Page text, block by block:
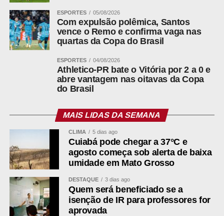
ADVERTISEMENT
A decisão não considerou o texto ilícito. A magistrada
assegurar ambiente político livre de críticas ou ironias e
liberdade de expressão. O que motivou a remoção foi a
imagem que acompanhava o post, uma montagem
atribuída a inteligência artificial e divulgada sem a
retirada de uma segunda publicação, de 28 de julho, foi
indeferido, assim como o de proibir novos textos sobre o
tema. O jornalista tem dois dias para responder.
ESPORTES 05/08/2026
Com expulsão polêmica, Santos
vence o Remo e confirma vaga nas
quartas da Copa do Brasil
ESPORTES 04/08/2026
Athletico-PR bate o Vitória por 2 a 0 e
abre vantagem nas oitavas da Copa
do Brasil
MAIS LIDAS DA SEMANA
CLIMA 5 dias ago
Cuiabá pode chegar a 37°C e
agosto começa sob alerta de baixa
umidade em Mato Grosso
DESTAQUE 3 dias ago
Quem será beneficiado se a
isenção de IR para professores for
aprovada